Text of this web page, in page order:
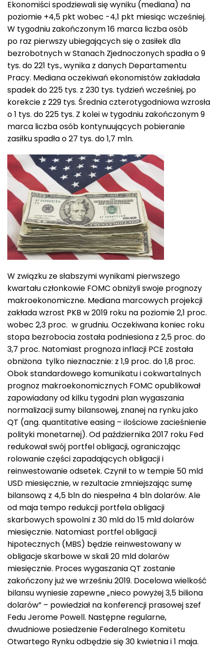
Ekonomiści spodziewali się wyniku (mediana) na
poziomie +4,5 pkt wobec -4,1 pkt miesiąc wcześniej.
W tygodniu zakończonym 16 marca liczba osób
po raz pierwszy ubiegających się o zasiłek dla
bezrobotnych w Stanach Zjednoczonych spadła o 9
tys. do 221 tys., wynika z danych Departamentu
Pracy. Mediana oczekiwań ekonomistów zakładała
spadek do 225 tys. z 230 tys. tydzień wcześniej, po
korekcie z 229 tys. Średnia czterotygodniowa wzrosła
o 1 tys. do 225 tys. Z kolei w tygodniu zakończonym 9
marca liczba osób kontynuujących pobieranie
zasiłku spadła o 27 tys. do 1,7 mln.
W związku ze słabszymi wynikami pierwszego
kwartału członkowie FOMC obniżyli swoje prognozy
makroekonomiczne. Mediana marcowych projekcji
zakłada wzrost PKB w 2019 roku na poziomie 2,1 proc.
wobec 2,3 proc. w grudniu. Oczekiwana koniec roku
stopa bezrobocia została podniesiona z 2,5 proc. do
3,7 proc. Natomiast prognoza inflacji PCE została
obniżona tylko nieznacznie: z 1,9 proc. do 1,8 proc.
Obok standardowego komunikatu i cokwartalnych
prognoz makroekonomicznych FOMC opublikował
zapowiadany od kilku tygodni plan wygaszania
normalizacji sumy bilansowej, znanej na rynku jako
QT (ang. quantitative easing – ilościowe zacieśnienie
polityki monetarnej). Od października 2017 roku Fed
redukował swój portfel obligacji, ograniczając
rolowanie części zapadających obligacji i
reinwestowanie odsetek. Czynił to w tempie 50 mld
USD miesięcznie, w rezultacie zmniejszając sumę
bilansową z 4,5 bln do niespełna 4 bln dolarów. Ale
od maja tempo redukcji portfela obligacji
skarbowych spowolni z 30 mld do 15 mld dolarów
miesięcznie. Natomiast portfel obligacji
hipotecznych (MBS) będzie reinwestowany w
obligacje skarbowe w skali 20 mld dolarów
miesięcznie. Proces wygaszania QT zostanie
zakończony już we wrześniu 2019. Docelowa wielkość
bilansu wyniesie zapewne „nieco powyżej 3,5 biliona
dolarów” – powiedział na konferencji prasowej szef
Fedu Jerome Powell. Następne regularne,
dwudniowe posiedzenie Federalnego Komitetu
Otwartego Rynku odbędzie się 30 kwietnia i 1 maja.